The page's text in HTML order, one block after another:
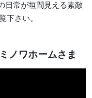
日常が垣間見える素敵
下さい。
ミノワホームさま